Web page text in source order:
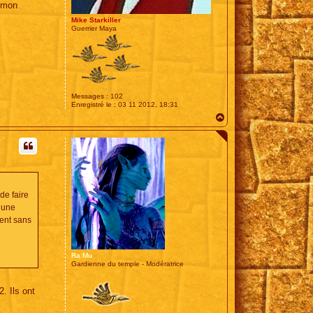
Mike Starkiller
Guerrier Maya
Messages : 102
Enregistré le : 03 11 2012, 18:31
a
u
Ra Mu
Gardienne du temple - Modératrice
faire
sans
Ils ont